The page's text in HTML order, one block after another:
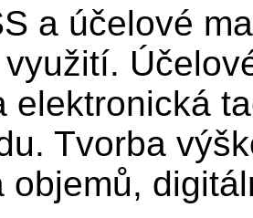
a účelové
elektronická
Tvorba
objemů,